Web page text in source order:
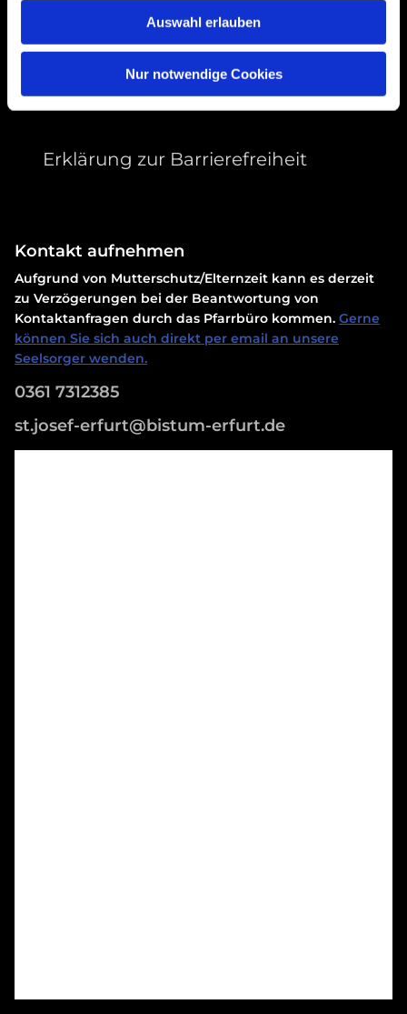
Auswahl erlauben
Nur notwendige Cookies
Erklärung zur Barrierefreiheit
Kontakt aufnehmen
Aufgrund von Mutterschutz/Elternzeit kann es derzeit
zu Verzögerungen bei der Beantwortung von
Kontaktanfragen durch das Pfarrbüro kommen. Gerne
können Sie sich auch direkt per email an unsere
Seelsorger wenden.
0361 7312385
st.josef-erfurt@bistum-erfurt.de